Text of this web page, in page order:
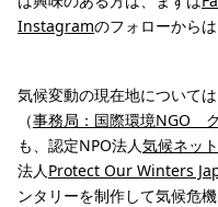
Instagramのフォローから
気候変動の現在地については
（事務局：国際環境NGO
も、認定NPO法人気候ネッ
法人Protect Our Winters
ンタリーを制作して気候危